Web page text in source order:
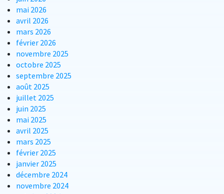
mai 2026
avril 2026
mars 2026
février 2026
novembre 2025
octobre 2025
septembre 2025
août 2025
juillet 2025
juin 2025
mai 2025
avril 2025
mars 2025
février 2025
janvier 2025
décembre 2024
novembre 2024